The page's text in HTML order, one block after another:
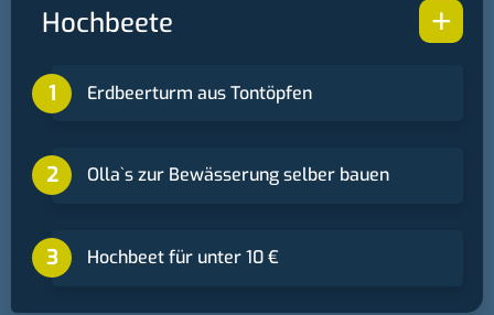
+
Hochbeete
Erdbeerturm aus Tontöpfen
Ollaˋs zur Bewässerung selber bauen
Hochbeet für unter 10 €